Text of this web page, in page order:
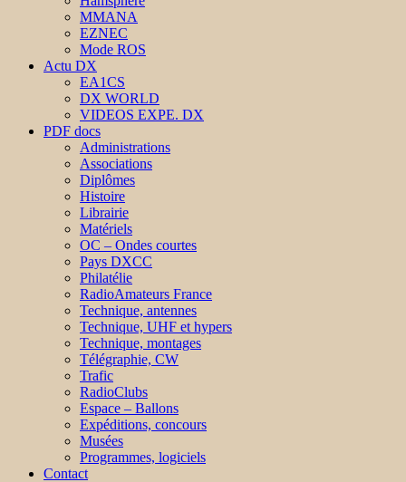
MMANA
EZNEC
Mode ROS
Actu DX
EA1CS
DX WORLD
VIDEOS EXPE. DX
PDF docs
Administrations
Associations
Diplômes
Histoire
Librairie
Matériels
OC – Ondes courtes
Pays DXCC
Philatélie
RadioAmateurs France
Technique, antennes
Technique, UHF et hypers
Technique, montages
Télégraphie, CW
Trafic
RadioClubs
Espace – Ballons
Expéditions, concours
Musées
Programmes, logiciels
Contact